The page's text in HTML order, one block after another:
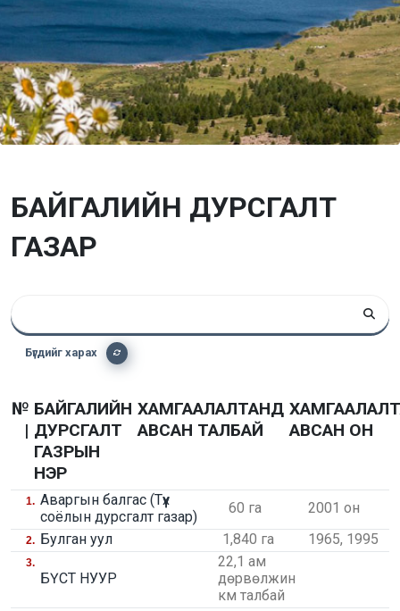
БАЙГАЛИЙН ДУРСГАЛТ
ГАЗАР
Бүгдийг харах
№
|
БАЙГАЛИЙН
ДУРСГАЛТ
ГАЗРЫН
НЭР
ХАМГААЛАЛТАНД
АВСАН ТАЛБАЙ
АВСАН ОН
1. Аваргын балгас (Түүх
соёлын дурсгалт газар)
60 га 2001 он
2. Булган уул 1,840 га 1965, 1995
3.
БҮСТ НУУР
22,1 ам
дөрвөлжин
км талбай